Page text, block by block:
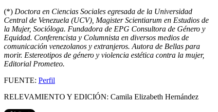
(*) Doctora en Ciencias Sociales egresada de la Universidad
Central de Venezuela (UCV), Magister Scientiarum en Estudios de
la Mujer, Socióloga. Fundadora de EPG Consultora de Género y
Equidad. Conferencista y Columnista en diversos medios de
comunicación venezolanos y extranjeros. Autora de Bellas para
morir. Estereotipos de género y violencia estética contra la mujer,
Editorial Prometeo.
FUENTE: Perfil
RELEVAMIENTO Y EDICIÓN: Camila Elizabeth Hernández